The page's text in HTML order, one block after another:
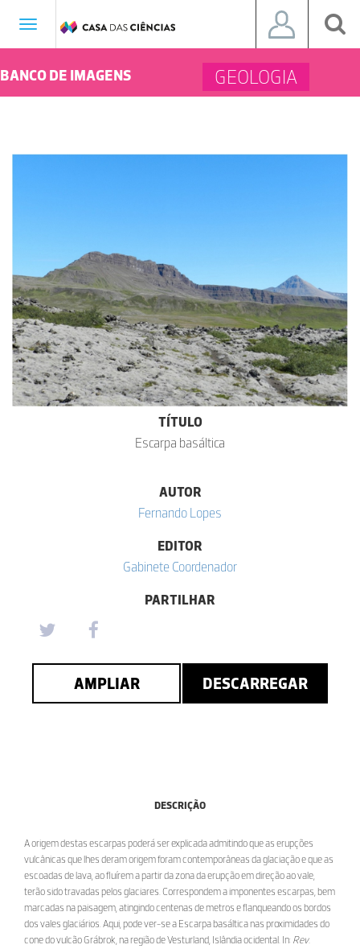
Toggle
BANCO DE IMAGENS GEOLOGIA
TÍTULO
Escarpa basáltica
AUTOR
Fernando Lopes
EDITOR
Gabinete Coordenador
PARTILHAR
AMPLIAR DESCARREGAR
DESCRIÇÃO
A origem destas escarpas poderá ser explicada admitindo que as erupções
vulcânicas que lhes deram origem foram contemporâneas da glaciação e que as
escoadas de lava, ao fluírem a partir da zona da erupção em direção ao vale,
terão sido travadas pelos glaciares. Correspondem a imponentes escarpas, bem
marcadas na paisagem, atingindo centenas de metros e flanqueando os bordos
dos vales glaciários. Aqui, pode ver-se a Escarpa basáltica nas proximidades do
cone do vulcão Grábrok, na região de Vesturland, Islândia ocidental. In: Rev.